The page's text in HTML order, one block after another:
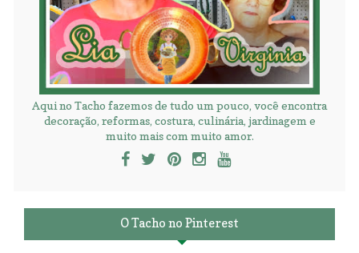
Aqui no Tacho fazemos de tudo um pouco, você encontra
decoração, reformas, costura, culinária, jardinagem e
muito mais com muito amor.
O Tacho no Pinterest